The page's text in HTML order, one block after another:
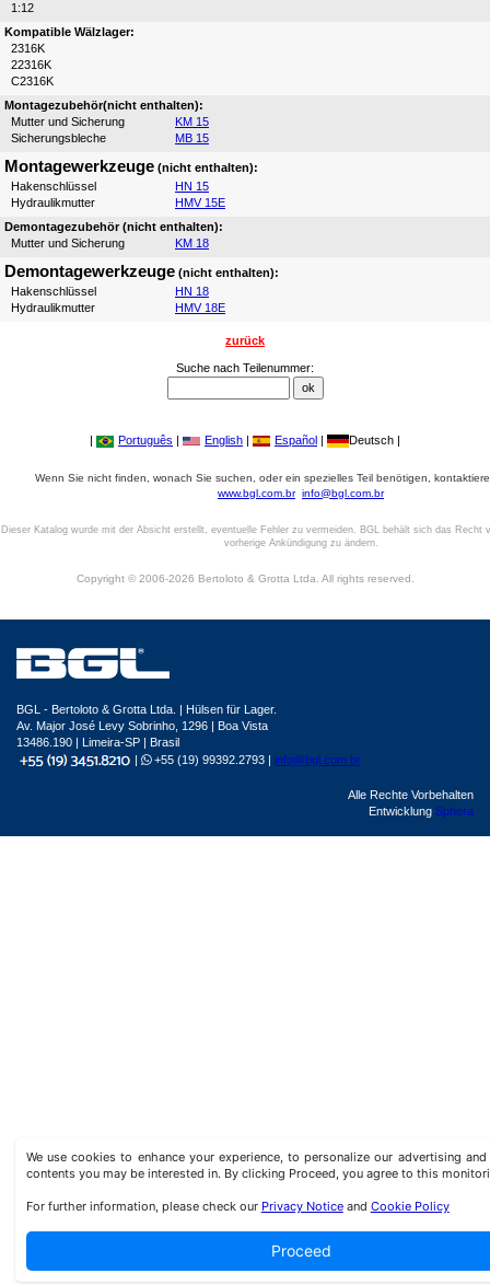
1:12
Kompatible Wälzlager:
2316K
22316K
C2316K
Montagezubehör(nicht enthalten):
Mutter und Sicherung
KM 15
Sicherungsbleche
MB 15
Montagewerkzeuge (nicht enthalten):
Hakenschlüssel
HN 15
Hydraulikmutter
HMV 15E
Demontagezubehör (nicht enthalten):
Mutter und Sicherung
KM 18
Demontagewerkzeuge (nicht enthalten):
Hakenschlüssel
HN 18
Hydraulikmutter
HMV 18E
zurück
Suche nach Teilenummer:
| Português | English | Español | Deutsch |
Wenn Sie nicht finden, wonach Sie suchen, oder ein spezielles Teil benötigen,
www.bgl.com.br info@bgl.com.br
Dieser Katalog wurde mit der Absicht erstellt, eventuelle Fehler zu vermeiden. BGL behält sich das Recht
vorherige Ankündigung zu ändern.
Copyright © 2006-2026 Bertoloto & Grotta Ltda. All rights reserved.
We use cookies to enhance your experience, to personalize our advertising
contents you may be interested in. By clicking Proceed, you agree to this
For further information, please check our Privacy Noticeand Cookie Policy
Proceed
BGL - Bertoloto & Grotta Ltda. | Hülsen für Lager.
Av. Major José Levy Sobrinho, 1296 | Boa Vista
13486.190 | Limeira-SP | Brasil
|
+55 (19) 99392.2793 | info@bgl.com.br
Alle Rechte Vorbehalten
Entwicklung Sphera